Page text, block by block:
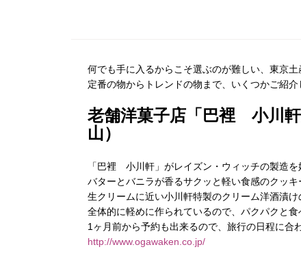
何でも手に入るからこそ選ぶのが難しい、東京土
定番の物からトレンドの物まで、いくつかご紹介
老舗洋菓子店「巴裡 小川
山）
「巴裡 小川軒」がレイズン・ウィッチの製造
バターとバニラが香るサクッと軽い食感のクッキ
生クリームに近い小川軒特製のクリーム洋酒漬
全体的に軽めに作られているので、パクパクと食
1ヶ月前から予約も出来るので、旅行の日程に合
http://www.ogawaken.co.jp/